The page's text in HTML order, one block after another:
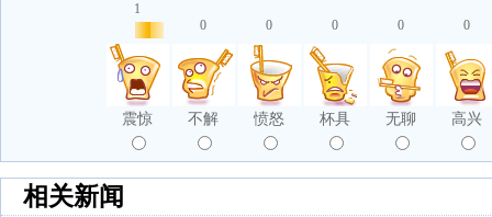
1
震惊
0
不解
0
愤怒
0
杯具
0
无聊
0
高兴
相关新闻